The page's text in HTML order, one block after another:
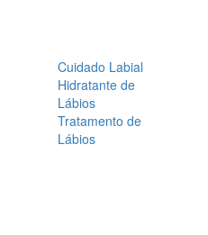
Cuidado Labial
Hidratante de
Lábios
Tratamento de
Lábios